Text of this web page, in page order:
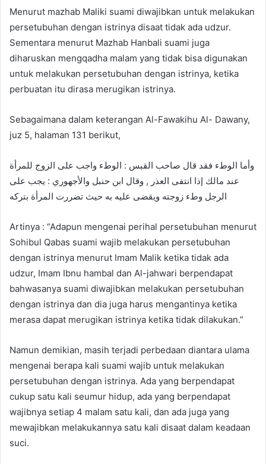
Menurut mazhab Maliki suami diwajibkan untuk melakukan
persetubuhan dengan istrinya disaat tidak ada udzur.
Sementara menurut Mazhab Hanbali suami juga
diharuskan mengqadha malam yang tidak bisa digunakan
untuk melakukan persetubuhan dengan istrinya, ketika
perbuatan itu dirasa merugikan istrinya.
Sebagaimana dalam keterangan Al-Fawakihu Al- Dawany,
juz 5, halaman 131 berikut,
وأما الوطء فقد قال صاحب القبس : الوطء واجب على الزوج للمرأة
عند مالك إذا انتفى العذر , وقال ابن حنبل والأجهوري : يجب على
الرجل وطء زوجته ويقضى عليه به حيث تضررت المرأة بتركه
Artinya : “Adapun mengenai perihal persetubuhan menurut
Sohibul Qabas suami wajib melakukan persetubuhan
dengan istrinya menurut Imam Malik ketika tidak ada
udzur, Imam Ibnu hambal dan Al-jahwari berpendapat
bahwasanya suami diwajibkan melakukan persetubuhan
dengan istrinya dan dia juga harus mengantinya ketika
merasa dapat merugikan istrinya ketika tidak dilakukan.”
Namun demikian, masih terjadi perbedaan diantara ulama
mengenai berapa kali suami wajib untuk melakukan
persetubuhan dengan istrinya. Ada yang berpendapat
cukup satu kali seumur hidup, ada yang berpendapat
wajibnya setiap 4 malam satu kali, dan ada juga yang
mewajibkan melakukannya satu kali disaat dalam keadaan
suci.